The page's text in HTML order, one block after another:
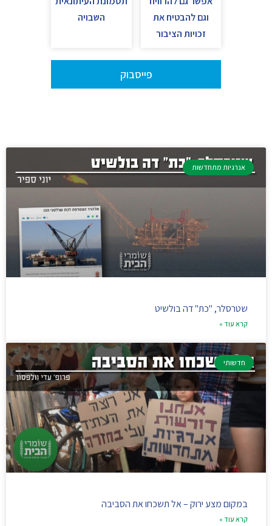
וגם להבטיח את
זכויות הציבור
השבויה
פייסבוק
אנרגיות מתחדשות
שטרסלר, "כת" דה בולשיט
קרא עוד »
חדשותי
במקום מצע ירוק – אל תשכחו את הסביבה
קרא עוד »